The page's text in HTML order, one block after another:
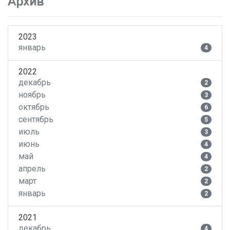
2023
январь
4
2022
декабрь
2
ноябрь 3
октябрь 6
сентябрь 5
июль 3
июнь 4
май 4
апрель 2
март 2
январь 2
2021
4